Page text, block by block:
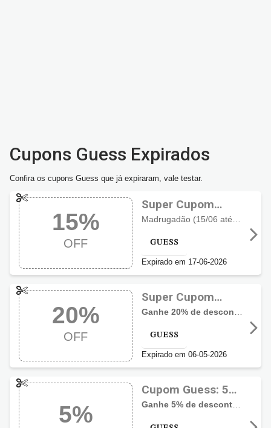
Cupons Guess Expirados
Confira os cupons Guess que já expiraram, vale testar.
15%
OFF
Super Cupom
Guess com 15%
Expirado em 17-06-2026
20%
OFF
Super Cupom
Guess com 20%
Expirado em 06-05-2026
5%
Cupom Guess: 5%
de desconto
Ganhe 5% de desconto em óculos da GUESS da seleção.